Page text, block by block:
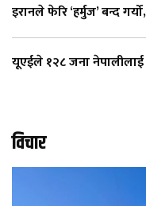
इरानले फेरि ‘हर्मुज’ बन्द
यूएईले १२८ जना
विचार